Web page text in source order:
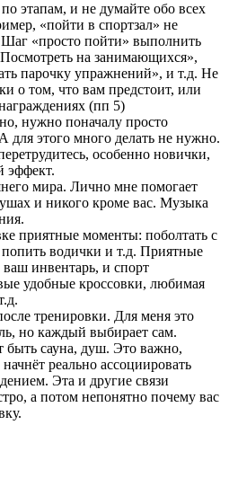
этапам, и не думайте обо всех
«пойти в спортзал» не
Шаг «просто пойти» выполнить
на занимающихся»,
парочку упражнений», и т.д. Не
о том, что вам предстоит, или
(пп 5)
нужно поначалу просто
для этого много делать не нужно.
особенно новички,
эффект.
мира. Лично мне помогает
и никого кроме вас. Музыка
приятные моменты: поболтать с
водички и т.д. Приятные
инвентарь, и спорт
удобные кроссовки, любимая
тренировки. Для меня это
но каждый выбирает сам.
сауна, душ. Это важно,
реально ассоциировать
Эта и другие связи
а потом непонятно почему вас